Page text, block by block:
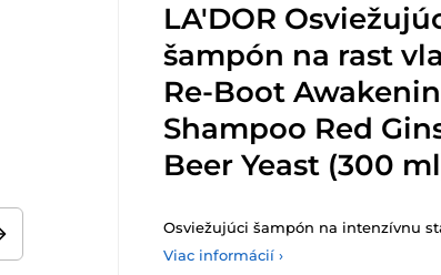
LA'DOR
šampón na rast
Re-Boot
Shampoo Red
Beer Yeast (300
Osviežujúci šampón na intenzívnu
Viac informácií ›